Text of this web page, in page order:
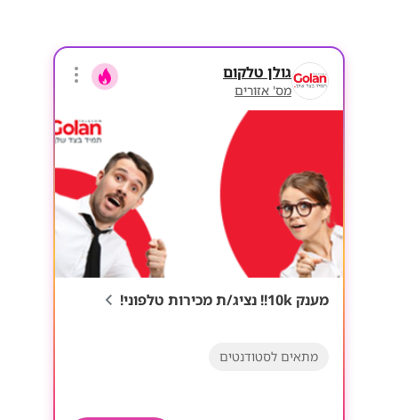
גולן טלקום
מס' אזורים
מענק 10k!! נציג/ת מכירות טלפוני!
מתאים לסטודנטים